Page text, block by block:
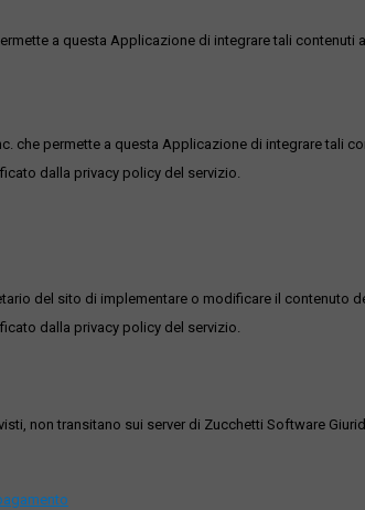
a questa Applicazione di integrare tali contenuti
che permette a questa Applicazione di integrare tali
dalla privacy policy del servizio.
del sito di implementare o modificare il contenuto
dalla privacy policy del servizio.
non transitano sui server di Zucchetti Software